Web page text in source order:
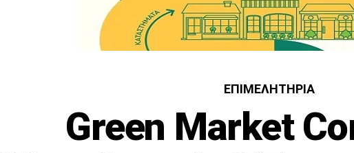
ΕΠΙΜΕΛΗΤΉΡΙΑ
Green Market